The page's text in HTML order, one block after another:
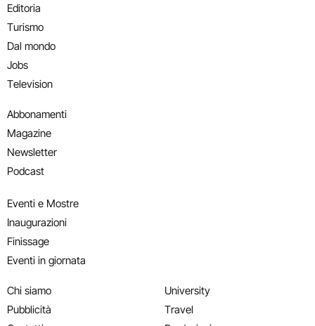
Editoria
Turismo
Dal mondo
Jobs
Television
Abbonamenti
Magazine
Newsletter
Podcast
Eventi e Mostre
Inaugurazioni
Finissage
Eventi in giornata
Chi siamo
Pubblicità
University
Travel